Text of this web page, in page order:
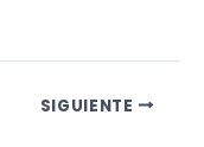
SIGUIENTE